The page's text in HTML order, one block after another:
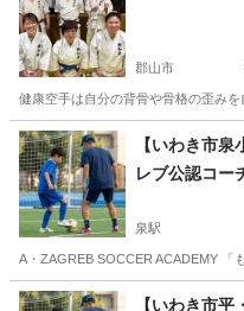
郡山市
健康空手は自分の背骨や骨格の歪み
福島 郡山市 空手/他格闘技
【いわき市
レブ公認コー
泉駅
A・ZAGREB SOCCER ACADEMY 「
福島 いわき市 泉駅 サッ
【いわき市